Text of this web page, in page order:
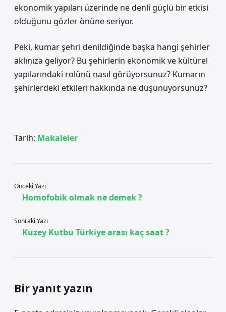
ekonomik yapıları üzerinde ne denli güçlü bir etkisi
olduğunu gözler önüne seriyor.
Peki, kumar şehri denildiğinde başka hangi şehirler
aklınıza geliyor? Bu şehirlerin ekonomik ve kültürel
yapılarındaki rolünü nasıl görüyorsunuz? Kumarın
şehirlerdeki etkileri hakkında ne düşünüyorsunuz?
Tarih: Makaleler
Önceki Yazı
Homofobik olmak ne demek ?
Sonraki Yazı
Kuzey Kutbu Türkiye arası kaç saat ?
Bir yanıt yazın